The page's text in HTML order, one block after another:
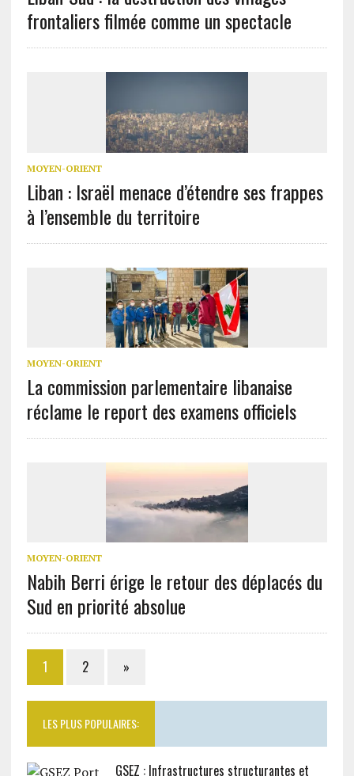
frontaliers filmée comme un spectacle
MOYEN-ORIENT
Liban : Israël menace d’étendre ses frappes
à l’ensemble du territoire
MOYEN-ORIENT
La commission parlementaire libanaise
réclame le report des examens officiels
MOYEN-ORIENT
Nabih Berri érige le retour des déplacés du
Sud en priorité absolue
1 2 »
LES PLUS POPULAIRES:
GSEZ : Infrastructures structurantes et